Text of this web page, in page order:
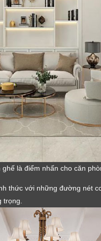
ghế là điểm nhấn cho căn
thức với những đường nét
LỜI CẢM ƠN
ơn quý khách đã để lại
tôi sẽ liên hệ lại trong thời